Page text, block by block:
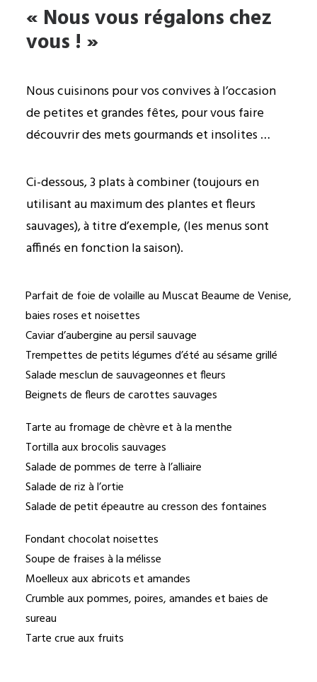
« Nous vous régalons chez
vous ! »
Nous cuisinons pour vos convives à l’occasion
de petites et grandes fêtes, pour vous faire
découvrir des mets gourmands et insolites …
Ci-dessous, 3 plats à combiner (toujours en
utilisant au maximum des plantes et fleurs
sauvages), à titre d’exemple, (les menus sont
affinés en fonction la saison).
Parfait de foie de volaille au Muscat Beaume de Venise,
baies roses et noisettes
Caviar d’aubergine au persil sauvage
Trempettes de petits légumes d’été au sésame grillé
Salade mesclun de sauvageonnes et fleurs
Beignets de fleurs de carottes sauvages
Tarte au fromage de chèvre et à la menthe
Tortilla aux brocolis sauvages
Salade de pommes de terre à l’alliaire
Salade de riz à l’ortie
Salade de petit épeautre au cresson des fontaines
Fondant chocolat noisettes
Soupe de fraises à la mélisse
Moelleux aux abricots et amandes
Crumble aux pommes, poires, amandes et baies de
sureau
Tarte crue aux fruits